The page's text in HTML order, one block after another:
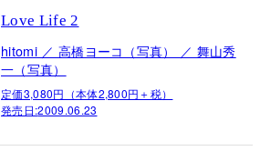
Love Life 2
hitomi ／ 高橋ヨーコ（写真） ／ 舞山秀
一（写真）
定価3,080円（本体2,800円＋税）
発売日:2009.06.23